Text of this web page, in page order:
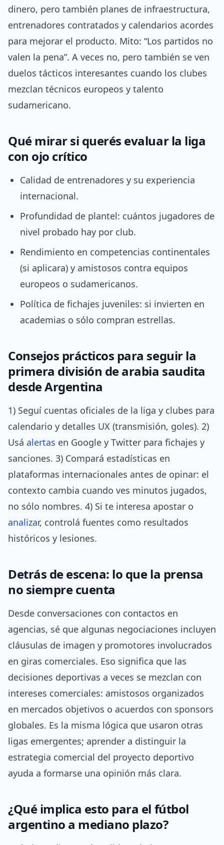
dinero, pero también planes de infraestructura,
entrenadores contratados y calendarios acordes
para mejorar el producto. Mito: “Los partidos no
valen la pena”. A veces no, pero también se ven
duelos tácticos interesantes cuando los clubes
mezclan técnicos europeos y talento
sudamericano.
Qué mirar si querés evaluar la liga
con ojo crítico
Calidad de entrenadores y su experiencia
internacional.
Profundidad de plantel: cuántos jugadores de
nivel probado hay por club.
Rendimiento en competencias continentales
(si aplicara) y amistosos contra equipos
europeos o sudamericanos.
Política de fichajes juveniles: si invierten en
academias o sólo compran estrellas.
Consejos prácticos para seguir la
primera división de arabia saudita
desde Argentina
1) Seguí cuentas oficiales de la liga y clubes para
calendario y detalles UX (transmisión, goles). 2)
Usá alertas en Google y Twitter para fichajes y
sanciones. 3) Compará estadísticas en
plataformas internacionales antes de opinar: el
contexto cambia cuando ves minutos jugados,
no sólo nombres. 4) Si te interesa apostar o
analizar, controlá fuentes como resultados
históricos y lesiones.
Detrás de escena: lo que la prensa
no siempre cuenta
Desde conversaciones con contactos en
agencias, sé que algunas negociaciones incluyen
cláusulas de imagen y promotores involucrados
en giras comerciales. Eso significa que las
decisiones deportivas a veces se mezclan con
intereses comerciales: amistosos organizados
en mercados objetivos o acuerdos con sponsors
globales. Es la misma lógica que usaron otras
ligas emergentes; aprender a distinguir la
estrategia comercial del proyecto deportivo
ayuda a formarse una opinión más clara.
¿Qué implica esto para el fútbol
argentino a mediano plazo?